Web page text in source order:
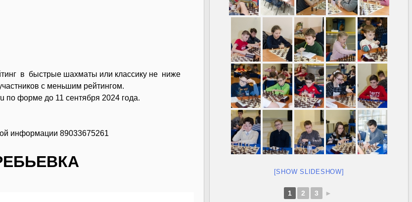
в быстрые шахматы или классику не ниже
с меньшим рейтингом.
по форме до 11 сентября 2024 года.
информации 89033675261
[SHOW SLIDESHOW]
1 2 3 ►